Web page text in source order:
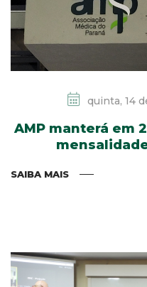
quinta, 14
AMP manterá em
SAIBA MAIS